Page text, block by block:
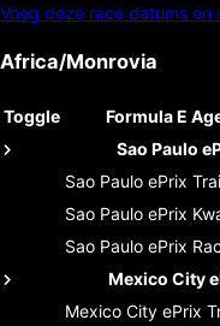
Voeg deze race datums
Africa/Monrovia
Toggle Formula E
Sao Paulo
Sao Paulo ePrix
Sao Paulo ePrix
Sao Paulo ePrix
Mexico City
Mexico City ePrix